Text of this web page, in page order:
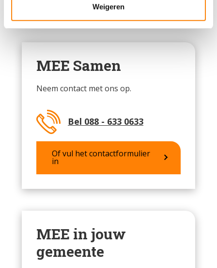
Weigeren
MEE Samen
Neem contact met ons op.
Bel 088 - 633 0633
Of vul het contactformulier
in
MEE in jouw
gemeente